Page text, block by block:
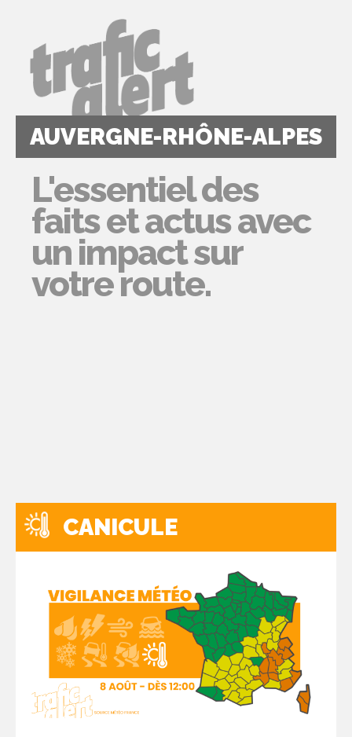
AUVERGNE-RHÔNE-ALPES
L'essentiel des
faits et actus avec
un impact sur
votre route.
CANICULE